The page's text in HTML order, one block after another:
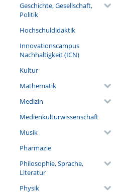
Geschichte, Gesellschaft,
Politik
Hochschuldidaktik
Innovationscampus
Nachhaltigkeit (ICN)
Kultur
Mathematik
Medizin
Medienkulturwissenschaft
Musik
Pharmazie
Philosophie, Sprache,
Literatur
Physik